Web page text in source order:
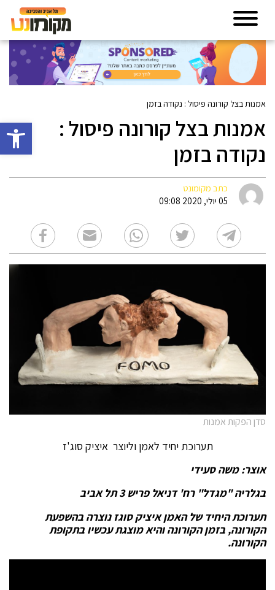
פתח
אמנות בצל קורונה פיסול : נקודה בזמן
אמנות בצל קורונה פיסול :
נקודה בזמן
כתב מקומונט
05 יולי, 2020 09:08
סדן הפקות אמנות
תערוכת יחיד לאמן וליוצר איציק סוג'ז
אוצר: משה סעידי
בגלריה "מגדל" רח' דניאל פריש 3 תל אביב
תערוכת היחיד של האמן איציק סוגז נוצרה בהשפעת
הקורונה, בזמן הקורונה והיא מוצגת עכשיו בתקופת
הקורונה.